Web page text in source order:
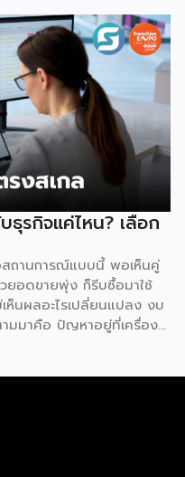
คสำหรับผู้เริ่มต้นได้อย่างมี
ารมีโมเดลธุรกิจที่ชัดเจน
ดความเสี่ยงด้านการลงทุน
เป็นต้องเสียเวลาลองผิด
บและผ่านการพิสูจน์ความ
การจัดเตรียมอุปกรณ์
คู่มือการปฏิบัติงานที่ชัดเจน
งภาคทฤษฎีและปฏิบัติก่อน
ารถควบคุมคุณภาพของ
านได้อย่างง่ายดาย เหตุผล
ะมีฐานลูกค้าที่แข็งแกร่งอยู่
ครอบครองแบรนด์ที่เป็นที่
มอุดหนุนตั้งแต่วันแรกที่
ยังทำการตลาด
ด์อย่างต่อเนื่อง ซึ่งช่วยให้
าดและสร้างความเชื่อมั่น
ารที่สามคือ การมีที่ปรึกษา
าสัญญา คอยให้คำแนะนำ
ใจได้ว่าจะไม่ได้เดินอยู่บน
การที่สี่คือ โอกาสเติบโต
รกิจแค่ไหน? เลือก
สถานการณ์แบบนี้ พอเห็นคู่
ยอดขายพุ่ง ก็รีบซื้อมาใช้
ห็นผลอะไรเปลี่ยนแปลง งบ
มมาคือ ปัญหาอยู่ที่เครื่อง
ดสรรงบประมาณราว 30%
ในระยะยาว แทนที่